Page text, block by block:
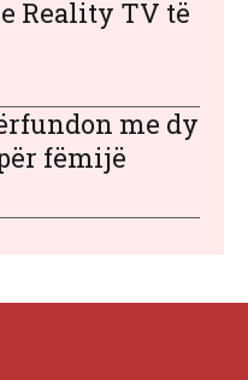
Reality TV të
me dy
fëmijë